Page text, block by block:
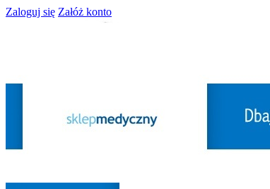
Zaloguj się Załóż konto